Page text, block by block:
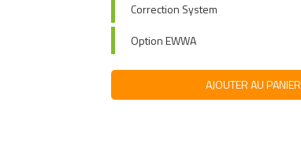
Correction System
Option EWWA
AJOUTER AU PANIER